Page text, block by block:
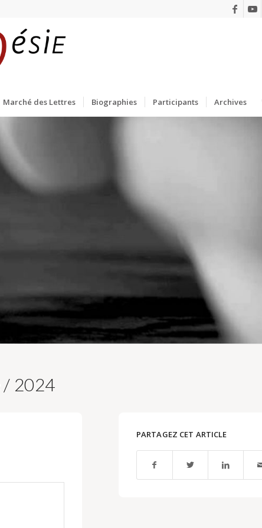
Marché des Lettres Biographies Participants Archives
/ 2024
PARTAGEZ CET ARTICLE